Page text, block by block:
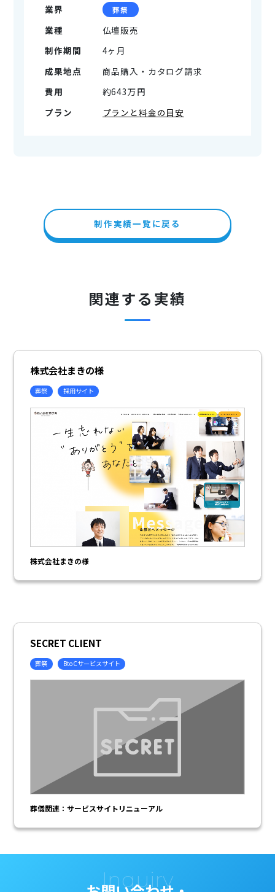
業界 葬祭
業種
仏壇販売
制作期間
4ヶ月
成果地点
商品購入・カタログ請求
費用
約643万円
プラン
プランと料金の目安
制作実績一覧に戻る
関連する実績
株式会社まきの様
葬祭 採用サイト
株式会社まきの様
SECRET CLIENT
葬祭 BtoCサービスサイト
葬儀関連：サービスサイトリニューアル
Inquiry